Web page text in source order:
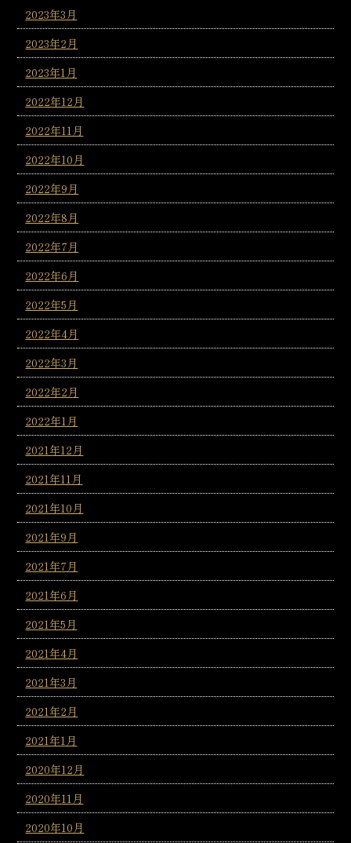
2023年3月
2023年2月
2023年1月
2022年12月
2022年11月
2022年10月
2022年9月
2022年8月
2022年7月
2022年6月
2022年5月
2022年4月
2022年3月
2022年2月
2022年1月
2021年12月
2021年11月
2021年10月
2021年9月
2021年7月
2021年6月
2021年5月
2021年4月
2021年3月
2021年2月
2021年1月
2020年12月
2020年11月
2020年10月